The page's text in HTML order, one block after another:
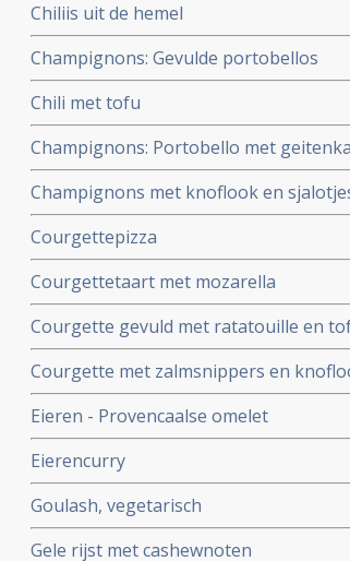
Chiliis uit de hemel
Champignons: Gevulde portobellos
Chili met tofu
Champignons: Portobello met
Champignons met knoflook en
Courgettepizza
Courgettetaart met mozarella
Courgette gevuld met ratatouille en
Courgette met zalmsnippers en
Eieren - Provencaalse omelet
Eierencurry
Goulash, vegetarisch
Gele rijst met cashewnoten